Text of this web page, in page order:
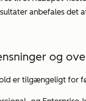
anbefales det
og
er tilgængeligt for